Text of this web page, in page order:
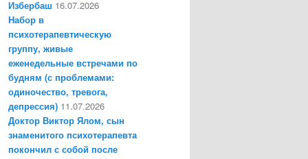
Избербаш 16.07.2026
Набор в
психотерапевтическую
группу, живые
еженедельные встречами по
будням (с проблемами:
одиночество, тревога,
депрессия) 11.07.2026
Доктор Виктор Ялом, сын
знаменитого психотерапевта
покончил с собой после